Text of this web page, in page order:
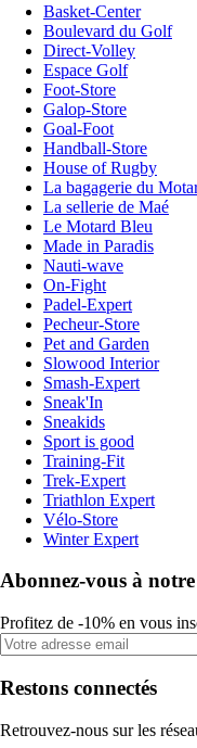
Basket-Center
Boulevard du Golf
Direct-Volley
Espace Golf
Foot-Store
Galop-Store
Goal-Foot
Handball-Store
House of Rugby
La bagagerie du
La sellerie de Maé
Le Motard Bleu
Made in Paradis
Nauti-wave
On-Fight
Padel-Expert
Pecheur-Store
Pet and Garden
Slowood Interior
Smash-Expert
Sneak'In
Sneakids
Sport is good
Training-Fit
Trek-Expert
Triathlon Expert
Vélo-Store
Winter Expert
Abonnez-vous à
Profitez de -10% en vous
Restons connectés
Retrouvez-nous sur les